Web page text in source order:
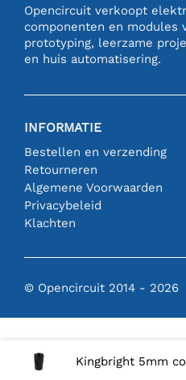
Kingbright 5mm
Opencircuit verkoopt
componenten en modules
prototyping, leerzame
en huis automatisering.
INFORMATIE
Bestellen en verzending
Retourneren
Algemene Voorwaarden
Privacybeleid
Klachten
© Opencircuit 2014 - 2026